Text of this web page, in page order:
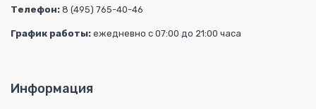
Телефон: 8 (495) 765-40-46
График работы: ежедневно с 07:00 до 21:00 часа
Информация